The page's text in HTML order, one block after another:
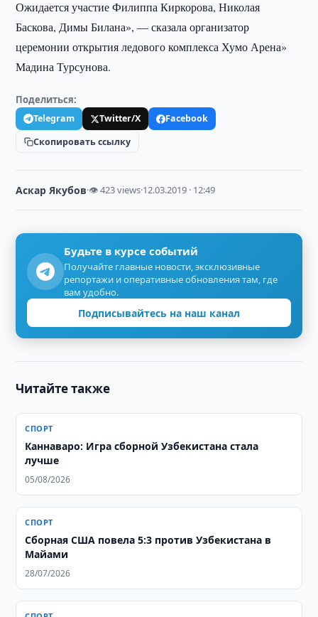
Ожидается участие Филиппа Киркорова, Николая
Баскова, Димы Билана», — сказала организатор
церемонии открытия ледового комплекса Хумо Арена»
Мадина Турсунова.
Поделиться:
Telegram Twitter/X
Facebook
Скопировать ссылку
Аскар Якубов·👁 423 views·12.03.2019 · 12:49
Будьте в курсе событий
Получайте главные новости, эксклюзивные
репортажи и оперативные обновления там, где
вам удобно.
Подписывайтесь на наш канал
Читайте также
СПОРТ
Каннаваро: Игра сборной Узбекистана стала
лучше
05/08/2026
СПОРТ
Сборная США повела 5:3 против Узбекистана в
Майами
28/07/2026